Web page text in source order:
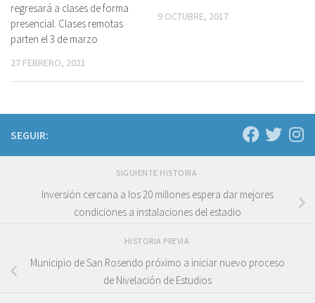
regresará a clases de forma
presencial. Clases remotas
parten el 3 de marzo
27 FEBRERO, 2021
9 OCTUBRE, 2017
SEGUIR:
SIGUIENTE HISTORIA
Inversión cercana a los 20 millones espera dar mejores
condiciones a instalaciones del estadio
HISTORIA PREVIA
Municipio de San Rosendo próximo a iniciar nuevo proceso
de Nivelación de Estudios